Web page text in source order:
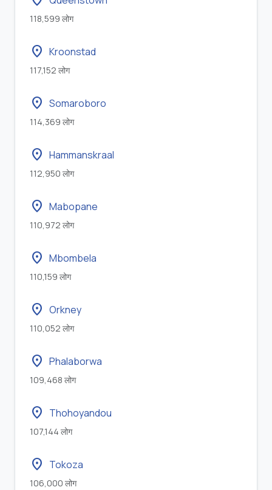
118,599 लोग
location_on Kroonstad
117,152 लोग
location_on Somaroboro
114,369 लोग
location_on Hammanskraal
112,950 लोग
location_on Mabopane
110,972 लोग
location_on Mbombela
110,159 लोग
location_on Orkney
110,052 लोग
location_on Phalaborwa
109,468 लोग
location_on Thohoyandou
107,144 लोग
location_on Tokoza
106,000 लोग